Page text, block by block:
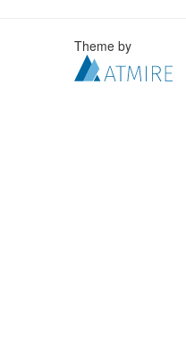
Theme by